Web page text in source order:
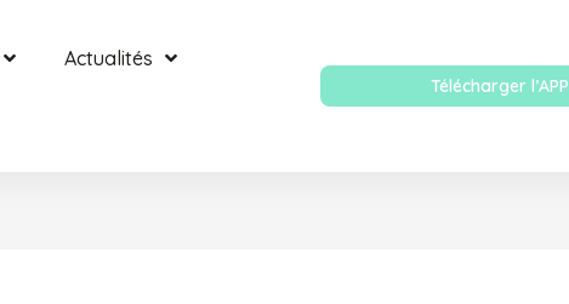
Actualités
Télécharger l’APP